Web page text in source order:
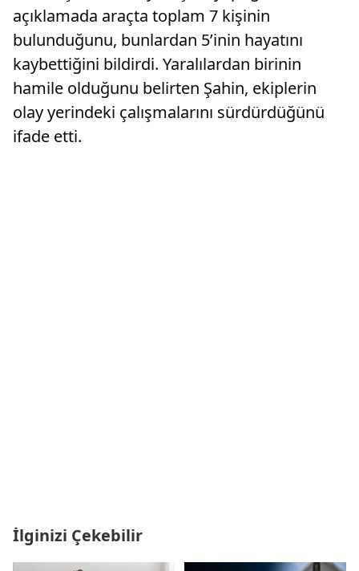
açıklamada araçta toplam 7 kişinin
bulunduğunu, bunlardan 5’inin hayatını
kaybettiğini bildirdi. Yaralılardan birinin
hamile olduğunu belirten Şahin, ekiplerin
olay yerindeki çalışmalarını sürdürdüğünü
ifade etti.
İlginizi Çekebilir